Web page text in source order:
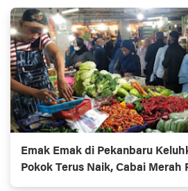
Emak Emak di Pekanbaru
Pokok Terus Naik, Cabai Merah
Rp40 Ribu